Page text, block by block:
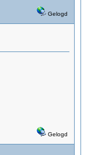
Gelogd
Gelogd